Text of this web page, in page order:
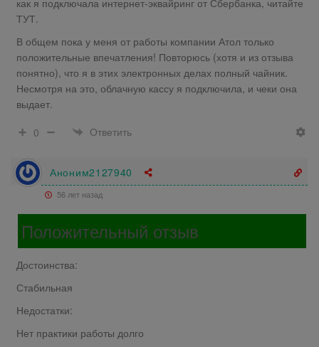
ТУТ.
В общем пока у меня от работы компании Атол только
положительные впечатления! Повторюсь (хотя и из отзыва
понятно), что я в этих электронных делах полный чайник.
Несмотря на это, облачную кассу я подключила, и чеки она
выдает.
0
Ответить
Аноним2127940
56 лет назад
Положительный отзыв
Достоинства:
Стабильная
Недостатки:
Нет практики работы долго